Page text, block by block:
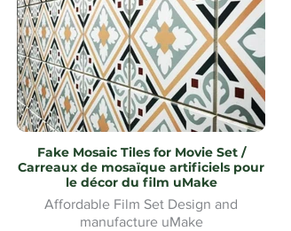
Fake Mosaic Tiles for Movie Set /
Carreaux de mosaïque artificiels pour
le décor du film uMake
Affordable Film Set Design and
manufacture uMake